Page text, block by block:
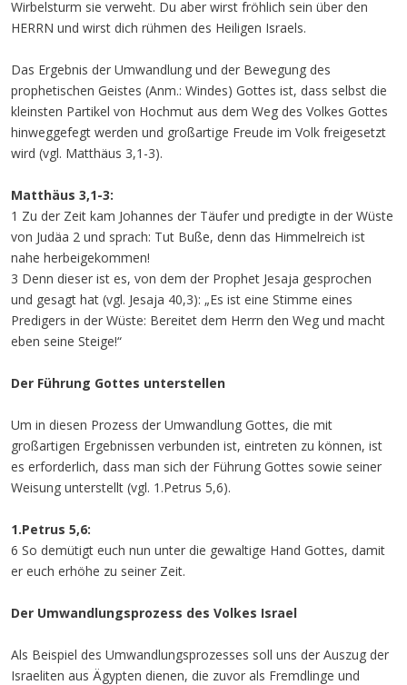
Wirbelsturm sie verweht. Du aber wirst fröhlich sein über den
HERRN und wirst dich rühmen des Heiligen Israels.
Das Ergebnis der Umwandlung und der Bewegung des
prophetischen Geistes (Anm.: Windes) Gottes ist, dass selbst die
kleinsten Partikel von Hochmut aus dem Weg des Volkes Gottes
hinweggefegt werden und großartige Freude im Volk freigesetzt
wird (vgl. Matthäus 3,1-3).
Matthäus 3,1-3:
1 Zu der Zeit kam Johannes der Täufer und predigte in der Wüste
von Judäa 2 und sprach: Tut Buße, denn das Himmelreich ist
nahe herbeigekommen!
3 Denn dieser ist es, von dem der Prophet Jesaja gesprochen
und gesagt hat (vgl. Jesaja 40,3): „Es ist eine Stimme eines
Predigers in der Wüste: Bereitet dem Herrn den Weg und macht
eben seine Steige!“
Der Führung Gottes unterstellen
Um in diesen Prozess der Umwandlung Gottes, die mit
großartigen Ergebnissen verbunden ist, eintreten zu können, ist
es erforderlich, dass man sich der Führung Gottes sowie seiner
Weisung unterstellt (vgl. 1.Petrus 5,6).
1.Petrus 5,6:
6 So demütigt euch nun unter die gewaltige Hand Gottes, damit
er euch erhöhe zu seiner Zeit.
Der Umwandlungsprozess des Volkes Israel
Als Beispiel des Umwandlungsprozesses soll uns der Auszug der
Israeliten aus Ägypten dienen, die zuvor als Fremdlinge und